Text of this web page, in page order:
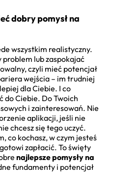
dobry pomysł na
wszystkim realistyczny.
lub zaspokajać
czyli mieć potencjał
wejścia – im trudniej
dla Ciebie. I co
do Ciebie. Do Twoich
i zainteresowań. Nie
aplikacji, jeśli nie
chcesz się tego uczyć.
co kochasz, w czym jesteś
zapłacić. To święty
najlepsze pomysły na
fundamenty i potencjał